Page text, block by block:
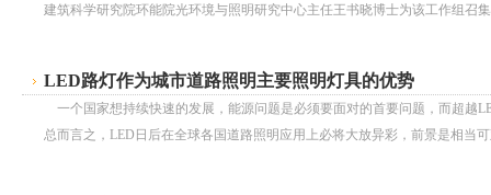
建筑科学研究院环能院光环境与照明研究中心主任王书晓博士为该工作组召
LED路灯作为城市道路照明主要照明灯具的优势
一个国家想持续快速的发展，能源问题是必须要面对的首要问题，而超越
总而言之，LED日后在全球各国道路照明应用上必将大放异彩，前景是相当